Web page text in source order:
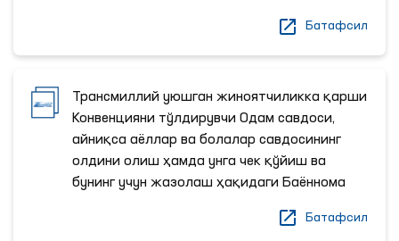
Батафсил
Трансмиллий уюшган жиноятчиликка қарши
Конвенцияни тўлдирувчи Одам савдоси,
айниқса аёллар ва болалар савдосининг
олдини олиш ҳамда унга чек қўйиш ва
бунинг учун жазолаш ҳақидаги Баённома
Батафсил